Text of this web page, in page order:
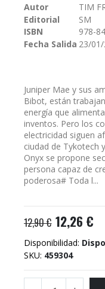
galería
imágenes
Autor
TIM
Editorial
SM
ISBN
978-
Fecha Salida 23/
Juniper Mae y sus
Bibot, están
energía que
inventos. Pero los
electricidad siguen
ciudad de Tykotech
Onyx se propone
persona capaz de
poderosa# Toda l...
12,90 € 12,26 €
Disponibilidad:
SKU 459304